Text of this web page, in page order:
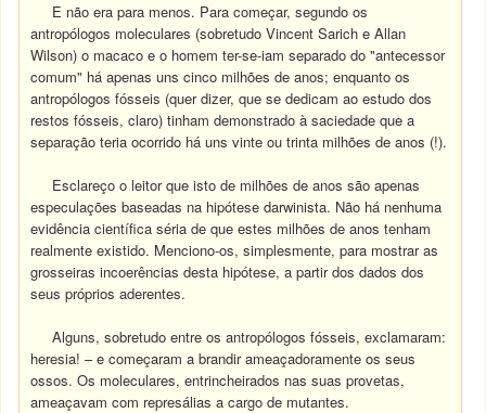
E não era para menos. Para começar, segundo os
antropólogos moleculares (sobretudo Vincent Sarich e Allan
Wilson) o macaco e o homem ter-se-iam separado do "antecessor
comum" há apenas uns cinco milhões de anos; enquanto os
antropólogos fósseis (quer dizer, que se dedicam ao estudo dos
restos fósseis, claro) tinham demonstrado à saciedade que a
separação teria ocorrido há uns vinte ou trinta milhões de anos (!).
Esclareço o leitor que isto de milhões de anos são apenas
especulações baseadas na hipótese darwinista. Não há nenhuma
evidência científica séria de que estes milhões de anos tenham
realmente existido. Menciono-os, simplesmente, para mostrar as
grosseiras incoerências desta hipótese, a partir dos dados dos
seus próprios aderentes.
Alguns, sobretudo entre os antropólogos fósseis, exclamaram:
heresia! – e começaram a brandir ameaçadoramente os seus
ossos. Os moleculares, entrincheirados nas suas provetas,
ameaçavam com represálias a cargo de mutantes.